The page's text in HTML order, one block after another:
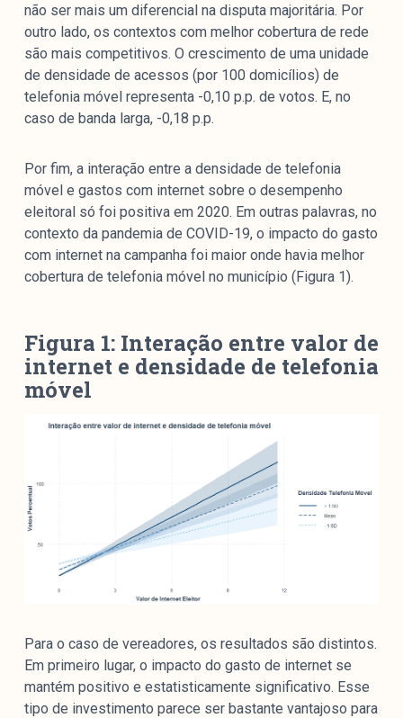
não ser mais um diferencial na disputa majoritária. Por
outro lado, os contextos com melhor cobertura de rede
são mais competitivos. O crescimento de uma unidade
de densidade de acessos (por 100 domicílios) de
telefonia móvel representa -0,10 p.p. de votos. E, no
caso de banda larga, -0,18 p.p.
Por fim, a interação entre a densidade de telefonia
móvel e gastos com internet sobre o desempenho
eleitoral só foi positiva em 2020. Em outras palavras, no
contexto da pandemia de COVID-19, o impacto do gasto
com internet na campanha foi maior onde havia melhor
cobertura de telefonia móvel no município (Figura 1).
Figura 1: Interação entre valor de
internet e densidade de telefonia
móvel
Para o caso de vereadores, os resultados são distintos.
Em primeiro lugar, o impacto do gasto de internet se
mantém positivo e estatisticamente significativo. Esse
tipo de investimento parece ser bastante vantajoso para